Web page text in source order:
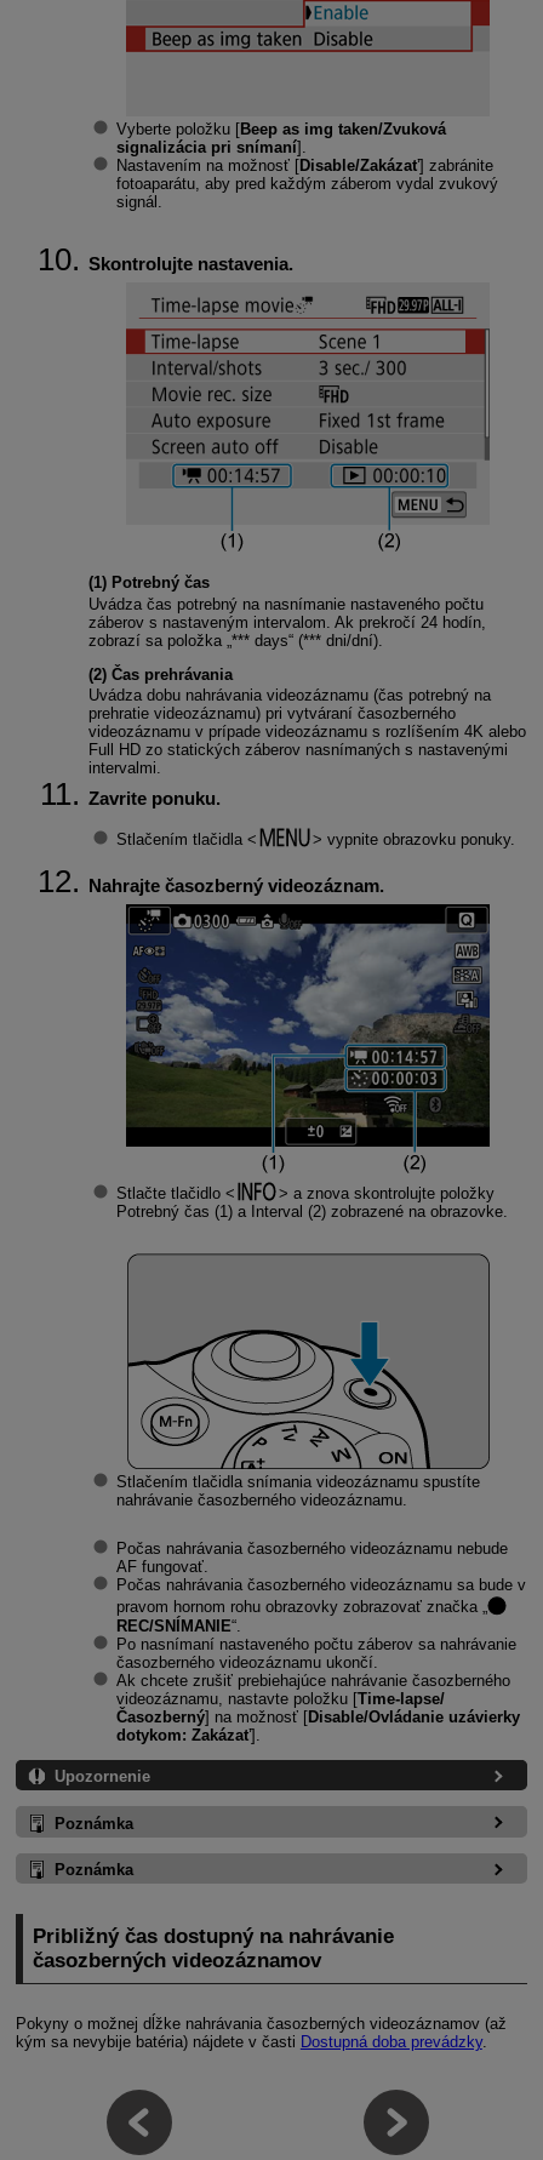
Vyberte položku [Beep as img taken/Zvuková
signalizácia pri snímaní].
Nastavením na možnosť [Disable/Zakázať] zabránite
fotoaparátu, aby pred každým záberom vydal zvukový
signál.
Skontrolujte nastavenia.
(1) Potrebný čas
Uvádza čas potrebný na nasnímanie nastaveného počtu
záberov s nastaveným intervalom. Ak prekročí 24 hodín,
zobrazí sa položka „*** days“ (*** dni/dní).
(2) Čas prehrávania
Uvádza dobu nahrávania videozáznamu (čas potrebný na
prehratie videozáznamu) pri vytváraní časozberného
videozáznamu v prípade videozáznamu s rozlíšením 4K alebo
Full HD zo statických záberov nasnímaných s nastavenými
intervalmi.
Zavrite ponuku.
Stlačením tlačidla vypnite obrazovku ponuky.
Nahrajte časozberný videozáznam.
Stlačte tlačidlo
a znova skontrolujte položky
Potrebný čas (1) a Interval (2) zobrazené na obrazovke.
Stlačením tlačidla snímania videozáznamu spustíte
nahrávanie časozberného videozáznamu.
Počas nahrávania časozberného videozáznamu nebude
AF fungovať.
Počas nahrávania časozberného videozáznamu sa bude v
pravom hornom rohu obrazovky zobrazovať značka „
REC/SNÍMANIE“.
Po nasnímaní nastaveného počtu záberov sa nahrávanie
časozberného videozáznamu ukončí.
Ak chcete zrušiť prebiehajúce nahrávanie časozberného
videozáznamu, nastavte položku [Time-lapse/
Časozberný] na možnosť [Disable/Ovládanie uzávierky
dotykom: Zakázať].
Upozornenie
Poznámka
Poznámka
Približný čas dostupný na nahrávanie
časozberných videozáznamov
Pokyny o možnej dĺžke nahrávania časozberných videozáznamov (až
kým sa nevybije batéria) nájdete v časti Dostupná doba prevádzky.